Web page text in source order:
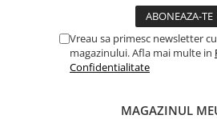
Vreau sa primesc newsletter
magazinului. Afla mai multe in
Confidentialitate
MAGAZINUL